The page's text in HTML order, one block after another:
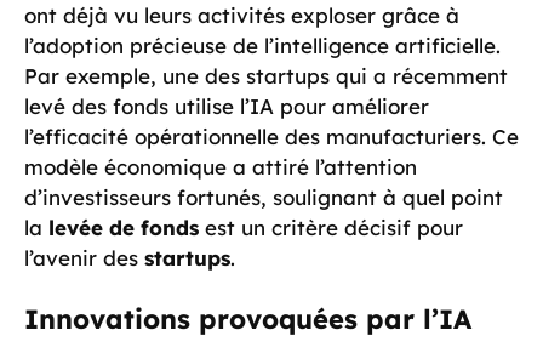
ont déjà vu leurs activités exploser grâce à
l’adoption précieuse de l’intelligence artificielle.
Par exemple, une des startups qui a récemment
levé des fonds utilise l’IA pour améliorer
l’efficacité opérationnelle des manufacturiers. Ce
modèle économique a attiré l’attention
d’investisseurs fortunés, soulignant à quel point
la levée de fonds est un critère décisif pour
l’avenir des startups.
Innovations provoquées par l’IA